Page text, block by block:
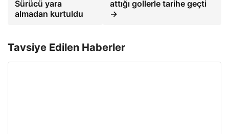
Sürücü yara
almadan kurtuldu
attığı gollerle tarihe geçti
→
Tavsiye Edilen Haberler